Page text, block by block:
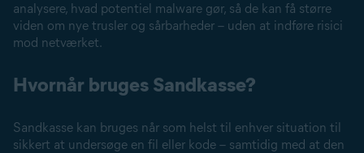
analysere, hvad potentiel malware gør, så de kan få større
viden om nye trusler og sårbarheder – uden at indføre risici
mod netværket.
Hvornår bruges Sandkasse?
Sandkasse kan bruges når som helst til enhver situation til
sikkert at undersøge en fil eller kode – samtidig med at den